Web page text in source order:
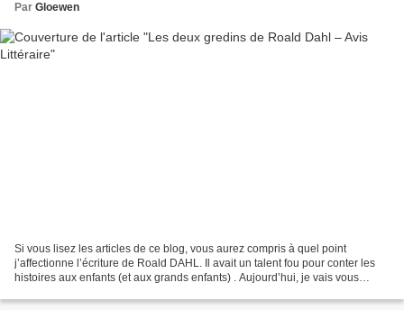
Par Gloewen
Si vous lisez les articles de ce blog, vous aurez compris à quel point
j’affectionne l’écriture de Roald DAHL. Il avait un talent fou pour conter les
histoires aux enfants (et aux grands enfants) . Aujourd’hui, je vais vous